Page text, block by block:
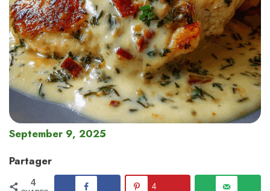
September 9, 2025
Partager
4 4